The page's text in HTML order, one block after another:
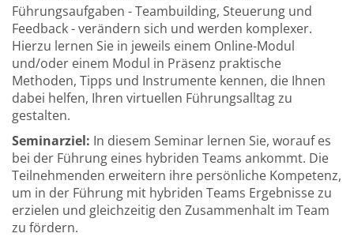
Führungsaufgaben - Teambuilding, Steuerung und
Feedback - verändern sich und werden komplexer.
Hierzu lernen Sie in jeweils einem Online-Modul
und/oder einem Modul in Präsenz praktische
Methoden, Tipps und Instrumente kennen, die Ihnen
dabei helfen, Ihren virtuellen Führungsalltag zu
gestalten.
Seminarziel: In diesem Seminar lernen Sie, worauf es
bei der Führung eines hybriden Teams ankommt. Die
Teilnehmenden erweitern ihre persönliche Kompetenz,
um in der Führung mit hybriden Teams Ergebnisse zu
erzielen und gleichzeitig den Zusammenhalt im Team
zu fördern.